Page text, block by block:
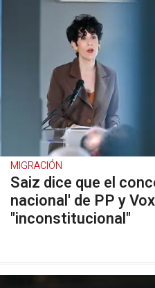
MIGRACIÓN
Saiz dice que el
nacional' de PP y
"inconstitucional"